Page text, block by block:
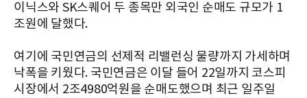
이닉스와 SK스퀘어 두 종목만 외국인 순매도 규모가 1
조원에 달했다.
여기에 국민연금의 선제적 리밸런싱 물량까지 가세하며
낙폭을 키웠다. 국민연금은 이달 들어 22일까지 코스피
시장에서 2조4980억원을 순매도했으며 최근 일주일